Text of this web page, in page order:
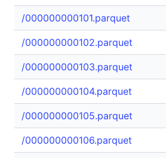
/000000000101.parquet
/000000000102.parquet
/000000000103.parquet
/000000000104.parquet
/000000000105.parquet
/000000000106.parquet